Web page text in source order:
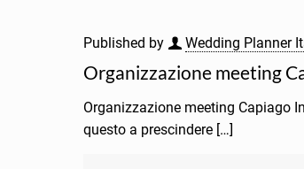
Published by Wedding Planner
Organizzazione meeting
Organizzazione meeting Capiago
questo a prescindere […]